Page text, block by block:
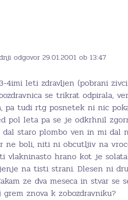
odgovor 29.01.2001 ob 13:47
4imi leti zdravljen (pobrani
se trikrat odpirala,
pa tudi rtg posnetek ni nic
pol leta pa se je odkrhnil
dal staro plombo ven in mi dal
ne boli, niti ni obcutljiv na
vlakninasto hrano kot je
na tisti strani. Dlesen ni
ze dva meseca in stvar se
znova k zobozdravniku?